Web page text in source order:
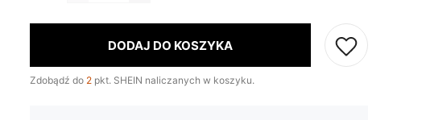
DODAJ DO KOSZYKA
Zdobądź do 2 pkt. SHEIN naliczanych w koszyku.